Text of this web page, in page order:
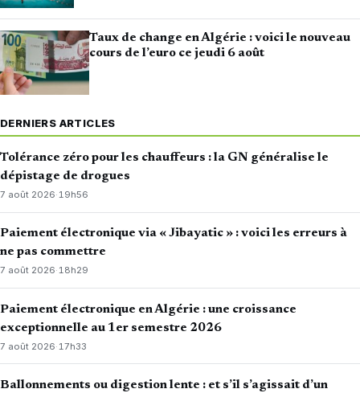
Taux de change en Algérie : voici le nouveau
cours de l’euro ce jeudi 6 août
DERNIERS ARTICLES
Tolérance zéro pour les chauffeurs : la GN généralise le
dépistage de drogues
7 août 2026·19h56
Paiement électronique via « Jibayatic » : voici les erreurs à
ne pas commettre
7 août 2026·18h29
Paiement électronique en Algérie : une croissance
exceptionnelle au 1er semestre 2026
7 août 2026· 17h33
Ballonnements ou digestion lente : et s’il s’agissait d’un